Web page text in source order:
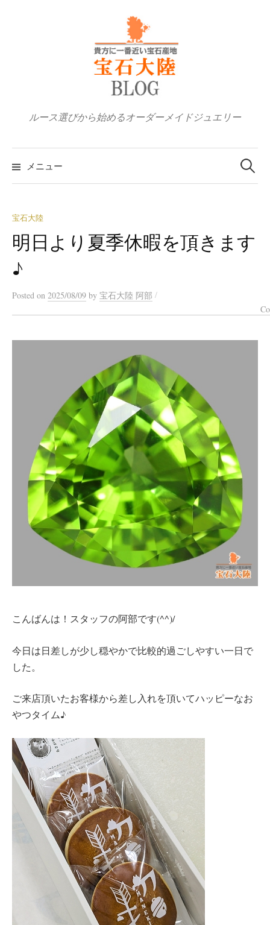
ルース選びから始めるオーダーメイドジュエリー
メニュー
検
索:
宝石大陸
明日より夏季休暇を頂きます
♪
Posted on 2025/08/09 by 宝石大陸 阿部 /
こんばんは！スタッフの阿部です(^^)/
今日は日差しが少し穏やかで比較的過ごしやすい一日で
した。
ご来店頂いたお客様から差し入れを頂いてハッピーなお
やつタイム♪